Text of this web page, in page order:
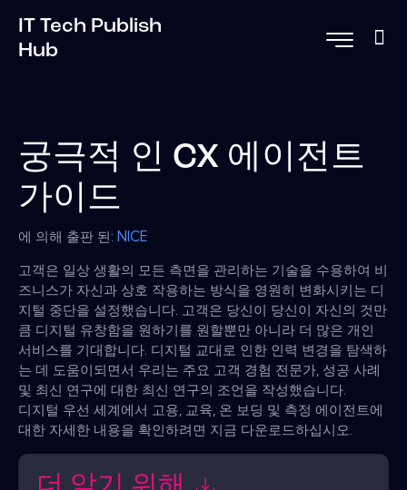
IT Tech Publish
Hub
궁극적 인 CX 에이전트
가이드
에 의해 출판 된: NICE
고객은 일상 생활의 모든 측면을 관리하는 기술을 수용하여 비
즈니스가 자신과 상호 작용하는 방식을 영원히 변화시키는 디
지털 중단을 설정했습니다. 고객은 당신이 당신이 자신의 것만
큼 디지털 유창함을 원하기를 원할뿐만 아니라 더 많은 개인
서비스를 기대합니다. 디지털 교대로 인한 인력 변경을 탐색하
는 데 도움이되면서 우리는 주요 고객 경험 전문가, 성공 사례
및 최신 연구에 대한 최신 연구의 조언을 작성했습니다.
디지털 우선 세계에서 고용, 교육, 온 보딩 및 측정 에이전트에
대한 자세한 내용을 확인하려면 지금 다운로드하십시오.